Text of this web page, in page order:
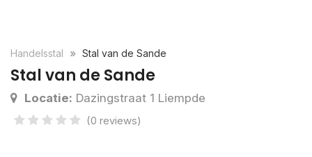
Handelsstal Stal van de Sande
Stal van de Sande
Locatie: Dazingstraat 1 Liempde
(0 reviews)